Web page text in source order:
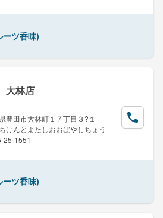
ーツ香味)
大林店
豊田市大林町１７丁目３?１
けんとよたしおおばやしちょう
25-1551
ーツ香味)